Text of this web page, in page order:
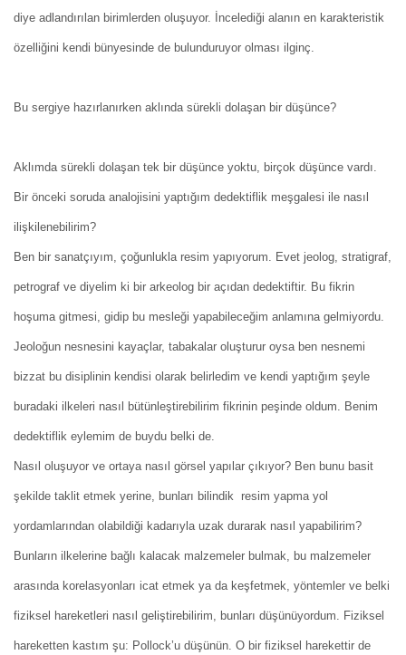
diye adlandırılan birimlerden oluşuyor. İncelediği alanın en karakteristik
özelliğini kendi bünyesinde de bulunduruyor olması ilginç.
Bu sergiye hazırlanırken aklında sürekli dolaşan bir düşünce?
Aklımda sürekli dolaşan tek bir düşünce yoktu, birçok düşünce vardı.
Bir önceki soruda analojisini yaptığım dedektiflik meşgalesi ile nasıl
ilişkilenebilirim?
Ben bir sanatçıyım, çoğunlukla resim yapıyorum. Evet jeolog, stratigraf,
petrograf ve diyelim ki bir arkeolog bir açıdan dedektiftir. Bu fikrin
hoşuma gitmesi, gidip bu mesleği yapabileceğim anlamına gelmiyordu.
Jeoloğun nesnesini kayaçlar, tabakalar oluşturur oysa ben nesnemi
bizzat bu disiplinin kendisi olarak belirledim ve kendi yaptığım şeyle
buradaki ilkeleri nasıl bütünleştirebilirim fikrinin peşinde oldum. Benim
dedektiflik eylemim de buydu belki de.
Nasıl oluşuyor ve ortaya nasıl görsel yapılar çıkıyor? Ben bunu basit
şekilde taklit etmek yerine, bunları bilindik resim yapma yol
yordamlarından olabildiği kadarıyla uzak durarak nasıl yapabilirim?
Bunların ilkelerine bağlı kalacak malzemeler bulmak, bu malzemeler
arasında korelasyonları icat etmek ya da keşfetmek, yöntemler ve belki
fiziksel hareketleri nasıl geliştirebilirim, bunları düşünüyordum. Fiziksel
hareketten kastım şu: Pollock’u düşünün. O bir fiziksel harekettir de